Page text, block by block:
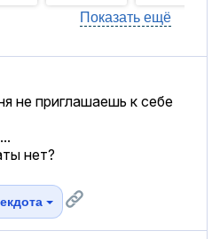
Показать ещё
не приглашаешь к себе
нет?